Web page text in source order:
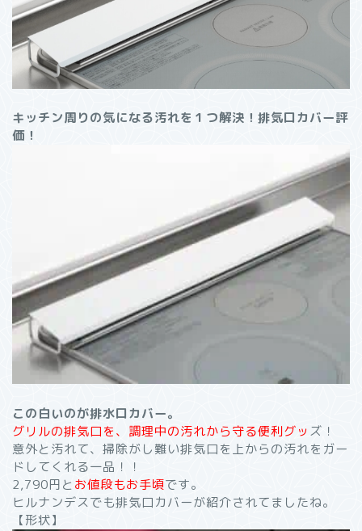
キッチン周りの気になる汚れを１つ解決！排気口カバー評
価！
この白いのが排水口カバー。
グリルの排気口を、調理中の汚れから守る便利グッズ！
意外と汚れて、掃除がし難い排気口を上からの汚れをガー
ドしてくれる一品！！
2,790円と お値段もお手頃です。
ヒルナンデスでも排気口カバーが紹介されてましたね。
【形状】